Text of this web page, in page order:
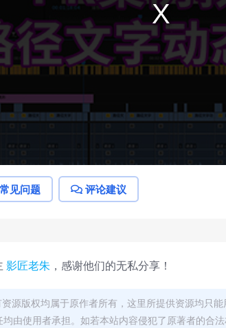
常见问题 评论建议
影匠老朱 ，感谢他们的无私分享！
源版权均属于原作者所有，这里所提供资源均只
由使用者承担。如若本站内容侵犯了原著者的合